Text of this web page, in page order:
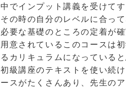
中でインプット講義を受けて
その時の自分のレベルに合っ
必要な基礎のところの定着が
用意されているこのコースは
るカリキュラムになっている
初級講座のテキストを使い続
ースがたくさんあり、先生の